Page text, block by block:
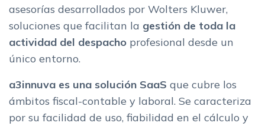
asesorías desarrollados por Wolters Kluwer,
soluciones que facilitan la gestión de toda la
actividad del despacho profesional desde un
único entorno.
a3innuva es una solución SaaS que cubre los
ámbitos fiscal-contable y laboral. Se caracteriza
por su facilidad de uso, fiabilidad en el cálculo y